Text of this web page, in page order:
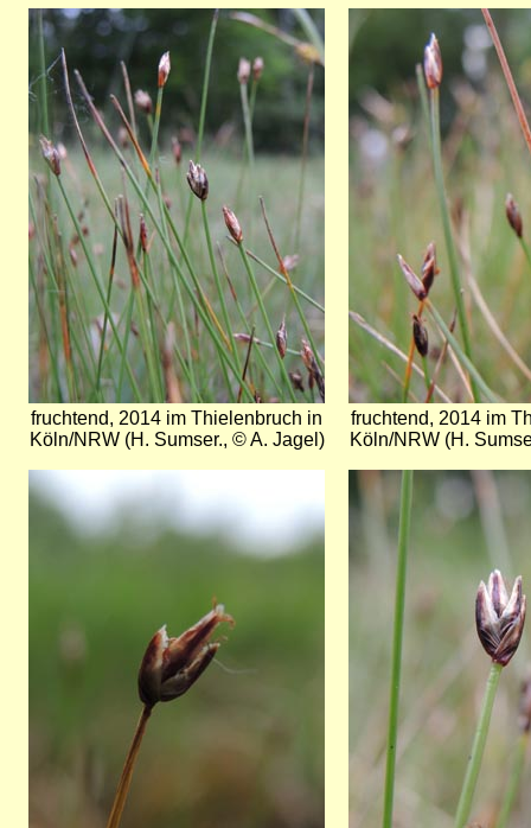
Bild
fruchtend, 2014 im Thielenbruch in
Köln/NRW (H. Sumser., © A. Jagel)
Bild
fruchtend, 2014 im
Köln/NRW (H.
Bild
Bild